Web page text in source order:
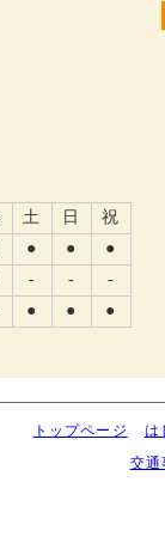
土 日
祝
● ●
●
- -
-
● ●
●
トップページ
は
交通